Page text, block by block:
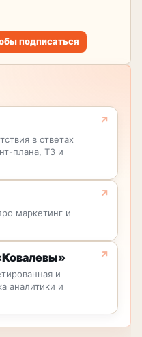
подписаться
в ответах
плана, ТЗ и
маркетинг и
и
аналитики и